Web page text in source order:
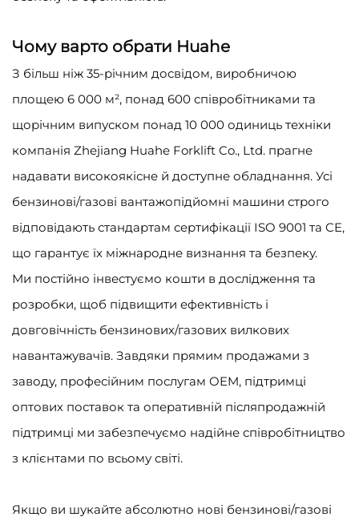
Чому варто обрати Huahe
З більш ніж 35-річним досвідом, виробничою
площею 6 000 м², понад 600 співробітниками та
щорічним випуском понад 10 000 одиниць техніки
компанія Zhejiang Huahe Forklift Co., Ltd. прагне
надавати високоякісне й доступне обладнання. Усі
бензинові/газові вантажопідйомні машини строго
відповідають стандартам сертифікації ISO 9001 та CE,
що гарантує їх міжнародне визнання та безпеку.
Ми постійно інвестуємо кошти в дослідження та
розробки, щоб підвищити ефективність і
довговічність бензинових/газових вилкових
навантажувачів. Завдяки прямим продажами з
заводу, професійним послугам OEM, підтримці
оптових поставок та оперативній післяпродажній
підтримці ми забезпечуємо надійне співробітництво
з клієнтами по всьому світі.
Якщо ви шукайте абсолютно нові бензинові/газові